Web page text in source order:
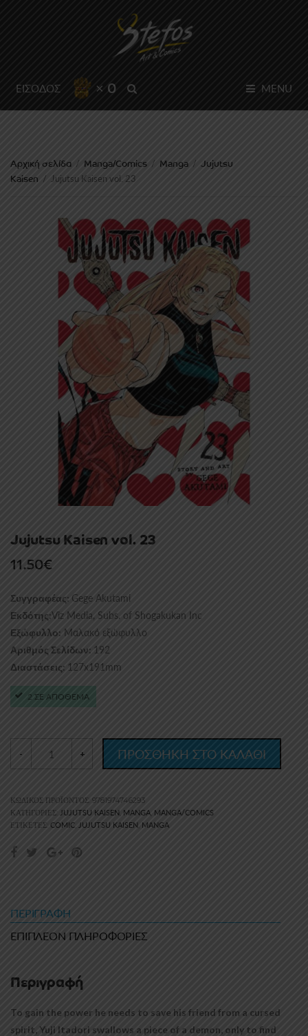
ΕΙΣΟΔΟΣ × 0 MENU
Αρχική σελίδα / Manga/Comics / Manga / Jujutsu
Kaisen / Jujutsu Kaisen vol. 23
Jujutsu Kaisen vol. 23
11.50€
Συγγραφέας: Gege Akutami
Εκδότης:Viz Media, Subs. of Shogakukan Inc
Εξώφυλλο: Μαλακό εξώφυλλο
Αριθμός Σελίδων: 192
Διαστάσεις: 127x191mm
2 ΣΕ ΑΠΟΘΕΜΑ
- + ΠΡΟΣΘΗΚΗ ΣΤΟ ΚΑΛΑΘΙ
ΚΩΔΙΚΌΣ ΠΡΟΪΌΝΤΟΣ: 9781974746293
ΚΑΤΗΓΟΡΊΕΣ: JUJUTSU KAISEN, MANGA, MANGA/COMICS
ΕΤΙΚΈΤΕΣ: COMIC JUJUTSU KAISEN, MANGA
ΠΕΡΙΓΡΑΦΉ
ΕΠΙΠΛΈΟΝ ΠΛΗΡΟΦΟΡΊΕΣ
Περιγραφή
To gain the power he needs to save his friend from a cursed
spirit, Yuji Itadori swallows a piece of a demon, only to find